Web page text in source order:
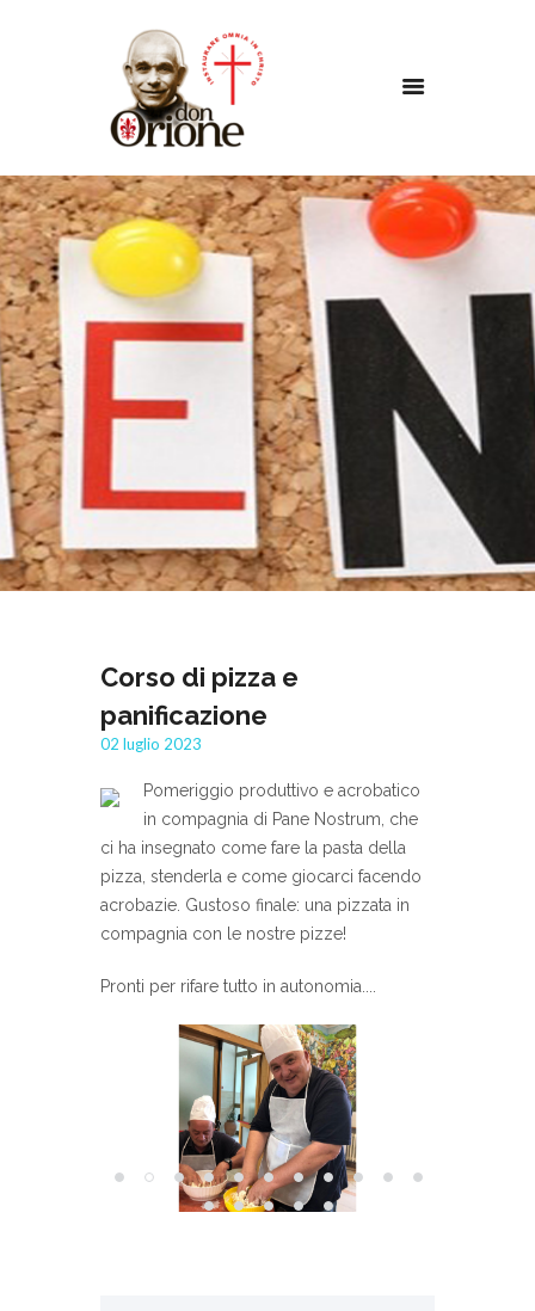
Corso di pizza e
panificazione
02 luglio 2023
Pomeriggio produttivo e acrobatico
in compagnia di Pane Nostrum, che
ci ha insegnato come fare la pasta della
pizza, stenderla e come giocarci facendo
acrobazie. Gustoso finale: una pizzata in
compagnia con le nostre pizze!
Pronti per rifare tutto in autonomia....